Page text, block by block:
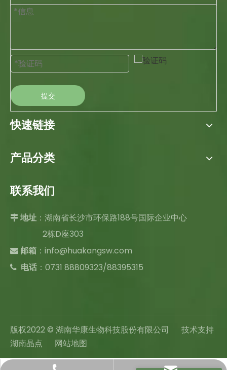
提交
快速链接
产品分类
联系我们
 地址 ：湖南省长沙市环保路188号国际企业中心
2栋D座303
 邮箱 ： info@huakangsw.com
 电话 ：0731 88809323/88395315
版权2022 © 湖南华康生物科技股份有限公司 技术支持
湖南晶点
网站地图